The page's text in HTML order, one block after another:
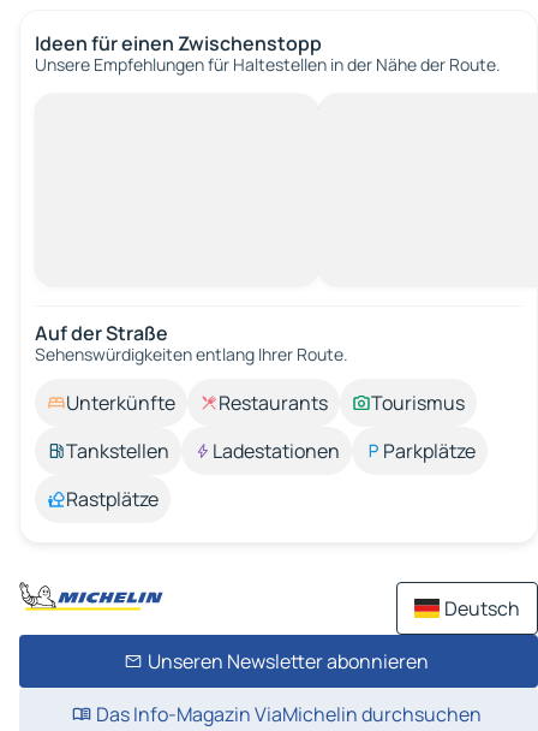
Ideen für einen Zwischenstopp
Unsere Empfehlungen für Haltestellen in der Nähe der Route.
Auf der Straße
Sehenswürdigkeiten entlang Ihrer Route.
Unterkünfte Restaurants
Tourismus
Tankstellen
Ladestationen
Parkplätze
Rastplätze
Deutsch
Unseren Newsletter abonnieren
Das Info-Magazin ViaMichelin durchsuchen